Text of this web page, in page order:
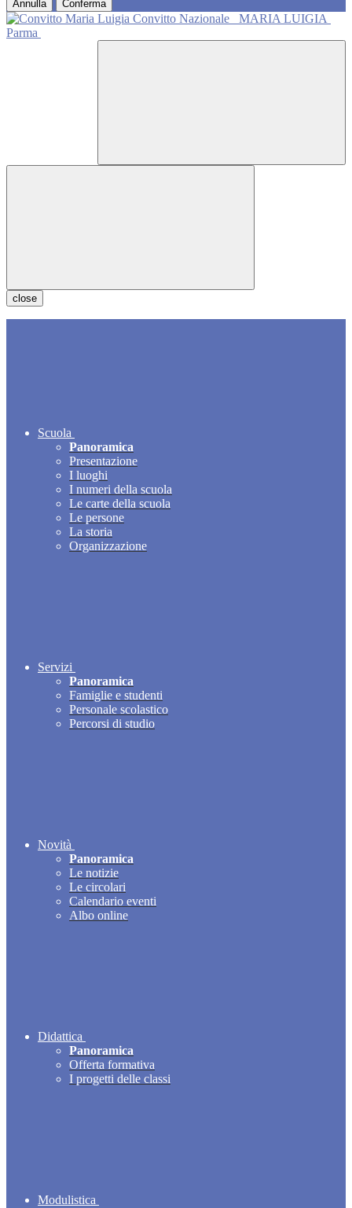
Annulla Conferma
Convitto Nazionale
MARIA LUIGIA
Parma
close
Scuola
Panoramica
Presentazione
I luoghi
I numeri della scuola
Le carte della scuola
Le persone
La storia
Organizzazione
Servizi
Panoramica
Famiglie e studenti
Personale scolastico
Percorsi di studio
Novità
Panoramica
Le notizie
Le circolari
Calendario eventi
Albo online
Didattica
Panoramica
Offerta formativa
I progetti delle classi
Modulistica